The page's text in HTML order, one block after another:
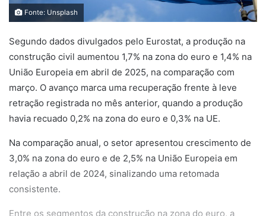
Fonte: Unsplash
Segundo dados divulgados pelo Eurostat, a produção na
construção civil aumentou 1,7% na zona do euro e 1,4% na
União Europeia em abril de 2025, na comparação com
março. O avanço marca uma recuperação frente à leve
retração registrada no mês anterior, quando a produção
havia recuado 0,2% na zona do euro e 0,3% na UE.
Na comparação anual, o setor apresentou crescimento de
3,0% na zona do euro e de 2,5% na União Europeia em
relação a abril de 2024, sinalizando uma retomada
consistente.
Entre os segmentos da construção na zona do euro, a